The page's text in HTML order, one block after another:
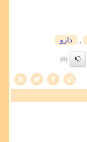
دارو
(0)